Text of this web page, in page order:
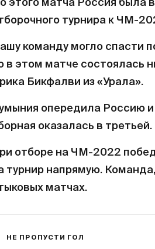
этого матча Россия была
турнира к ЧМ-
команду могло спасти
в этом матче состоялась
Бикфалви из «Урала».
опередила Россию
оказалась в третьей.
отборе на ЧМ-2022
турнир напрямую.
матчах.
НЕ ПРОПУСТИ ГОЛ